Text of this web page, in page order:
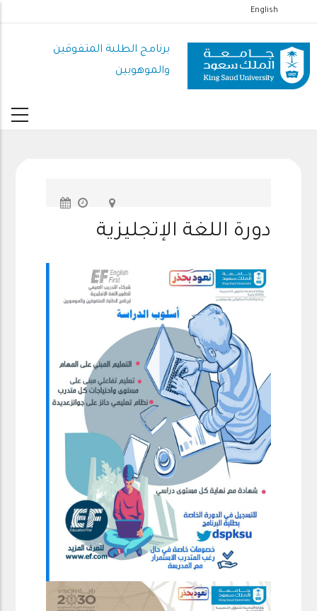
إلى
المحتوى
الرئيسي
English
برنامج الطلبة المتفوقين
والموهوبين
دورة اللغة الإتجليزية